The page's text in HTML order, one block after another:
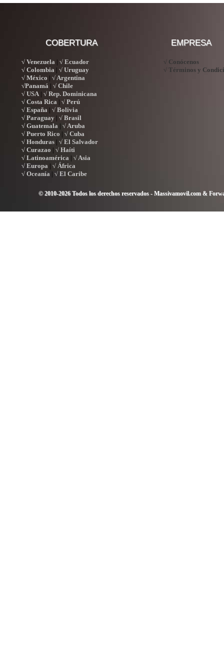
COBERTURA EMPRESA
√ Venezuela
√ Ecuador
√ Colombia
√ Uruguay
√ México
√ Argentina
√Panamá
√ Chile
√ USA| √ Rep. Dominicana
√ Costa Rica
√ Perú
√ España
√ Bolivia
√ Paraguay √ Brasil
√ Guatemala
√ Aruba
√ Puerto Rico
√ Cuba
√ Honduras √ El Salvador
√ Curazao
√ Haíti
√ Latinoamérica
√ Asia
√ Europa
√ África
√ Oceanía
√ El Caribe
√ Conócenos
√ Términos y
© 2010-2026 Todos los derechos reservados - Massivamovil.com &